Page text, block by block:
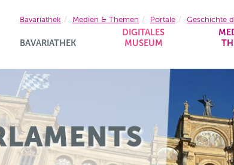
BAVARIATHEK
DIGITALES
MUSEUM
Bavariathek Medien & Themen Portale Geschichte